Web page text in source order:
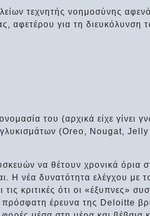
τεχνητής νοημοσύνης
αφετέρου για τη διευκόλυνση
του (αρχικά είχε
γλυκισμάτων (Oreo, Nougat,
να θέτουν χρονικά όρια
Η νέα δυνατότητα ελέγχου με
κριτικές ότι οι «έξυπνες»
πρόσφατη έρευνα της Deloitte